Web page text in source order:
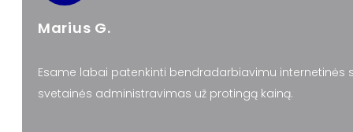
Marius G.
Esame labai patenkinti bendradarbiavimu internetinės
svetainės administravimas už protingą kainą.